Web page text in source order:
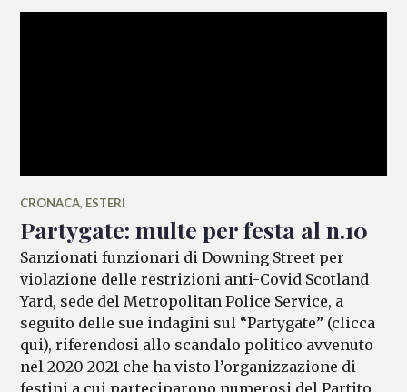
CRONACA, ESTERI
Partygate: multe per festa al n.10
Sanzionati funzionari di Downing Street per
violazione delle restrizioni anti-Covid Scotland
Yard, sede del Metropolitan Police Service, a
seguito delle sue indagini sul “Partygate” (clicca
qui), riferendosi allo scandalo politico avvenuto
nel 2020-2021 che ha visto l’organizzazione di